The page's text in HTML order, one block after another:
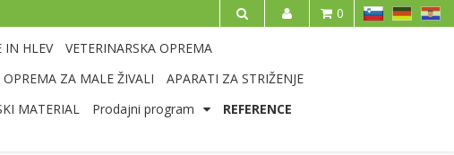
SL HR
0
IN HLEV
VETERINARSKA OPREMA
OPREMA ZA MALE ŽIVALI
APARATI ZA STRIŽENJE
MATERIAL Prodajni program REFERENCE